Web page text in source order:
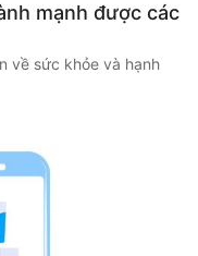
mạnh được các
về sức khỏe và hạnh